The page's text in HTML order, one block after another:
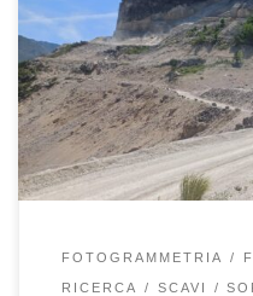
Sandro Rossato, e Giacomo
studentesse, abbiamo
cava Marogna in Valdastico. Il
del territorio circostante è
FOTOGRAMMETRIA
RICERCA SCAVI